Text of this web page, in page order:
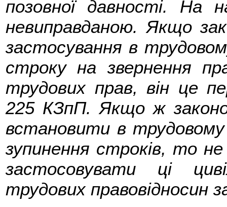
позовної давності.
невиправданою. Якщо
застосування в
строку на звернення
трудових прав, він це
225 КЗпП. Якщо ж
встановити в трудовому
зупинення строків, то не
застосовувати ці
трудових правовідносин